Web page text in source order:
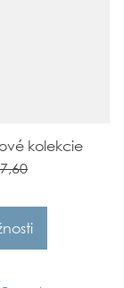
kolekcie